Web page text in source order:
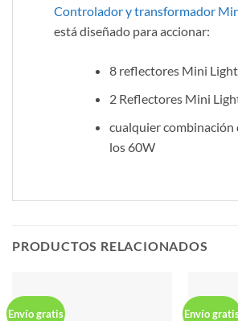
Controlador y transformador
está diseñado para accionar:
8 reflectores Mini
2 Reflectores Mini
cualquier combinación
los 60W
PRODUCTOS RELACIONADOS
Envío gratis Envío